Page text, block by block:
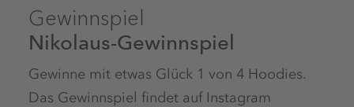
Gewinnspiel
Nikolaus-Gewinnspiel
Gewinne mit etwas Glück 1 von 4 Hoodies.
Das Gewinnspiel findet auf Instagram